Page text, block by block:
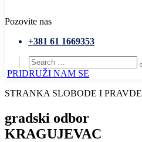
Pozovite nas
+381 61 1669353
PRIDRUŽI NAM SE
STRANKA SLOBODE I PRAVDE
gradski odbor
KRAGUJEVAC